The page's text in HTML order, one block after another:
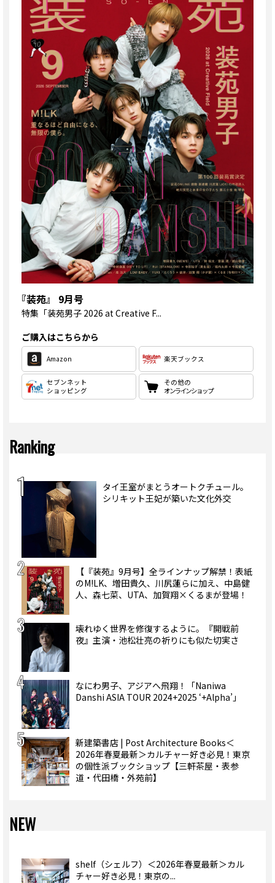
『装苑』 9月号
特集 「装苑男子 2026 at Creative F...
ご購入はこちらから
Amazon 楽天ブックス
セブンネット
ショッピング
その他の
オンラインショップ
Ranking
タイ王室がまとうオートクチュール。
シリキット王妃が築いた文化外交
【『装苑』9月号】全ラインナップ解禁！表紙
のM!LK、増田貴久、川尻蓮らに加え、中島健
人、森七菜、UTA、加賀翔×くるまが登場！
壊れゆく世界を修復するように。『開戦前
夜』主演・池松壮亮の祈りにも似た切実さ
なにわ男子、アジアへ飛翔！「Naniwa
Danshi ASIA TOUR 2024+2025 ‘+Alpha’」
新建築書店 | Post Architecture Books＜
2026年春夏最新＞カルチャー好き必見！東京
の個性派ブックショップ【三軒茶屋・表参
道・代田橋・外苑前】
NEW
shelf（シェルフ）＜2026年春夏最新＞カル
チャー好き必見！東京の...